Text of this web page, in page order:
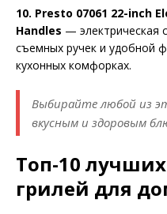
10. Presto 07061 22-inch
Handles — электрическая
съемных ручек и удобной
кухонных комфорках.
Выбирайте любой из
вкусным и здоровым
Топ-10
грилей для